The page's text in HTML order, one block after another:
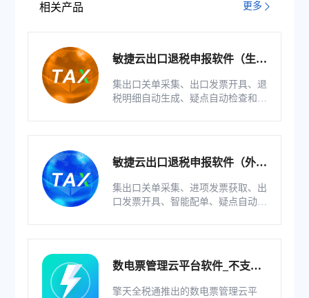
相关产品 更多
敏捷云出口退税申报软件（生产
集出口关单采集、出口发票开具、退
税明细自动生成、疑点自动检查和调
敏捷云出口退税申报软件（外贸
集出口关单采集、进项发票获取、出
口发票开具、智能配单、疑点自动检
数电票管理云平台软件_不支持
擎天全税通推出的数电票管理云平